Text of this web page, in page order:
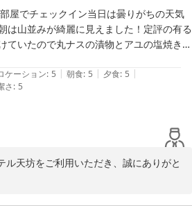
屋でチェックイン当日は曇りがちの天気
は山並みが綺麗に見えました！定評の有る
ていたので丸ナスの漬物とアユの塩焼きで
カニ🦀一皿でお腹一杯でした！少し若い
たのにと思い眺めてました！岩風呂の露
れてゆっくり楽しめました。プールが有
ます😊
ケーション: 5 | 朝食: 5 | 夕食: 5 |
さ: 5
ル天坊をご利用いただき、誠にありがと